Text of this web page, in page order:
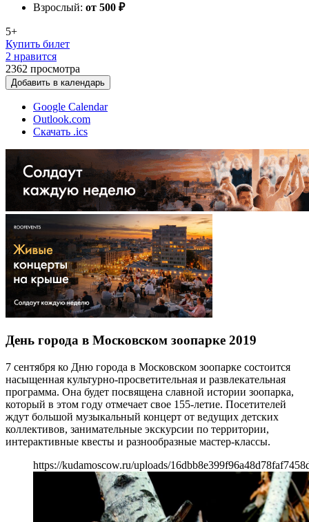
Взрослый: от 500 ₽
5+
Купить билет
2 нравится
2362 просмотра
Добавить в календарь
Google Calendar
Outlook.com
Скачать .ics
День города в Московском зоопарке 2019
7 сентября ко Дню города в Московском зоопарке состоится
насыщенная культурно-просветительная и развлекательная
программа. Она будет посвящена славной истории зоопарка,
который в этом году отмечает свое 155-летие. Посетителей
ждут большой музыкальный концерт от ведущих детских
коллективов, занимательные экскурсии по территории,
интерактивные квесты и разнообразные мастер-классы.
https://kudamoscow.ru/uploads/